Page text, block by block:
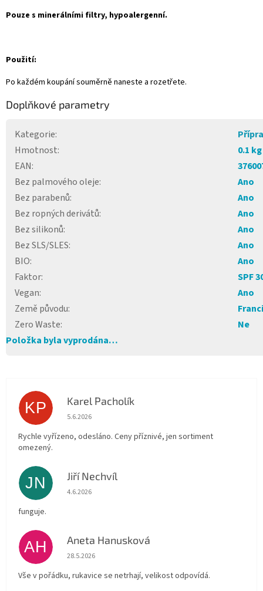
Pouze s minerálními filtry, hypoalergenní.
Použití:
Po každém koupání souměrně naneste a rozetřete.
Doplňkové parametry
Kategorie:
Hmotnost:
0.1 kg
EAN:
Bez palmového oleje:
Ano
Bez parabenů:
Ano
Bez ropných derivátů:
Ano
Bez silikonů:
Ano
Bez SLS/SLES:
Ano
BIO:
Ano
Faktor:
SPF
Vegan:
Ano
Země původu:
Zero Waste:
Ne
Položka byla vyprodána…
KP Karel Pacholík
Hodnocení obchodu je 4 z 5 hvězdiček.
5.6.2026
Rychle vyřízeno, odesláno. Ceny příznivé, jen sortiment
omezený.
JN Jiří Nechvíl
Hodnocení obchodu je 5 z 5 hvězdiček.
4.6.2026
funguje.
AH Aneta Hanusková
Hodnocení obchodu je 5 z 5 hvězdiček.
28.5.2026
Vše v pořádku, rukavice se netrhají, velikost odpovídá.